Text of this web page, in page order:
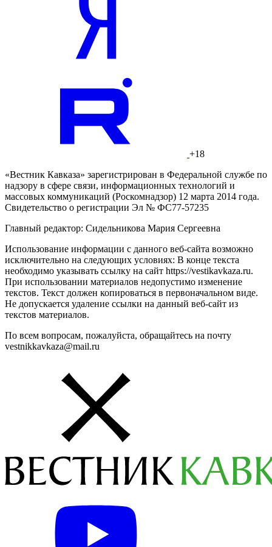
+18
«Вестник Кавказа» зарегистрирован в Федеральной службе по
надзору в сфере связи, информационных технологий и
массовых коммуникаций (Роскомнадзор) 12 марта 2014 года.
Свидетельство о регистрации Эл № ФС77-57235
Главный редактор: Сидельникова Мария Сергеевна
Использование информации с данного веб-сайта возможно
исключительно на следующих условиях: В конце текста
необходимо указывать ссылку на сайт https://vestikavkaza.ru.
При использовании материалов недопустимо изменение
текстов. Текст должен копироваться в первоначальном виде.
Не допускается удаление ссылки на данный веб-сайт из
текстов материалов.
По всем вопросам, пожалуйста, обращайтесь на почту
vestnikkavkaza@mail.ru